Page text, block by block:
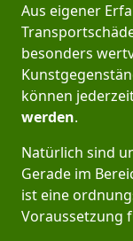
Aus eigener
besonders
können
werden.
Natürlich sind
Gerade im
ist eine
Voraussetzung